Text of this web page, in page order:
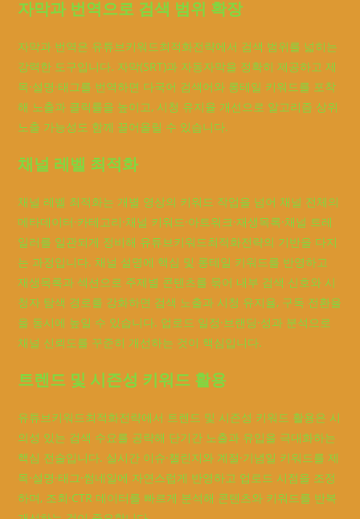
자막과 번역으로 검색 범위 확장
자막과 번역은 유튜브키워드최적화전략에서 검색 범위를 넓히는
강력한 도구입니다. 자막(SRT)과 자동자막을 정확히 제공하고 제
목·설명·태그를 번역하면 다국어 검색어와 롱테일 키워드를 포착
해 노출과 클릭률을 높이고, 시청 유지율 개선으로 알고리즘 상위
노출 가능성도 함께 끌어올릴 수 있습니다.
채널 레벨 최적화
채널 레벨 최적화는 개별 영상의 키워드 작업을 넘어 채널 전체의
메타데이터·카테고리·채널 키워드·아트워크·재생목록·채널 트레
일러를 일관되게 정비해 유튜브키워드최적화전략의 기반을 다지
는 과정입니다. 채널 설명에 핵심 및 롱테일 키워드를 반영하고
재생목록과 섹션으로 주제별 콘텐츠를 묶어 내부 검색 신호와 시
청자 탐색 경로를 강화하면 검색 노출과 시청 유지율, 구독 전환율
을 동시에 높일 수 있습니다. 업로드 일정·브랜딩·성과 분석으로
채널 신뢰도를 꾸준히 개선하는 것이 핵심입니다.
트렌드 및 시즌성 키워드 활용
유튜브키워드최적화전략에서 트렌드 및 시즌성 키워드 활용은 시
의성 있는 검색 수요를 공략해 단기간 노출과 유입을 극대화하는
핵심 전술입니다. 실시간 이슈·챌린지와 계절·기념일 키워드를 제
목·설명·태그·썸네일에 자연스럽게 반영하고 업로드 시점을 조정
하며, 조회·CTR 데이터를 빠르게 분석해 콘텐츠와 키워드를 반복